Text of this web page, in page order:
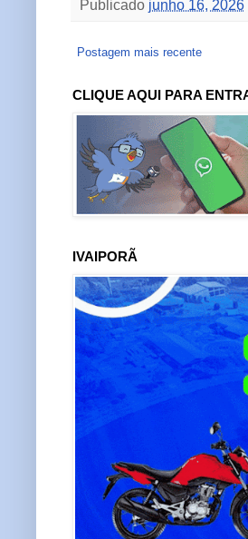
Publicado junho 16, 2026
Postagem mais recente
CLIQUE AQUI PARA
IVAIPORÃ